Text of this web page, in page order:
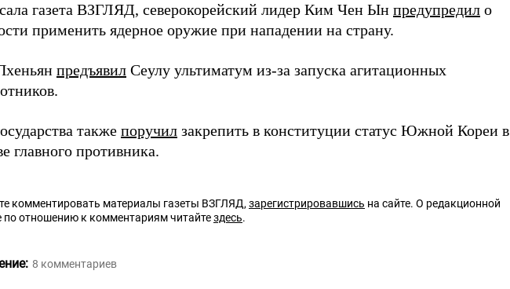
газета ВЗГЛЯД, северокорейский лидер Ким Чен Ын предупредил о
применить ядерное оружие при нападении на страну.
предъявил Сеулу ультиматум из-за запуска агитационных
также поручил закрепить в конституции статус Южной Кореи в
главного противника.
комментировать материалы газеты ВЗГЛЯД,зарегистрировавшись на сайте. О редакционной
по отношению к комментариям читайтездесь.
8 комментариев